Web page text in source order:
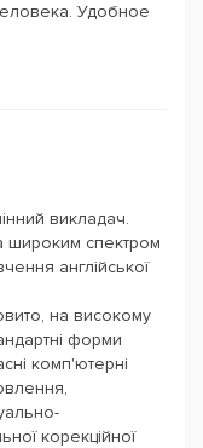
Удобное
викладач.
широким спектром
англійської
на високому
форми
комп'ютерні
корекційної